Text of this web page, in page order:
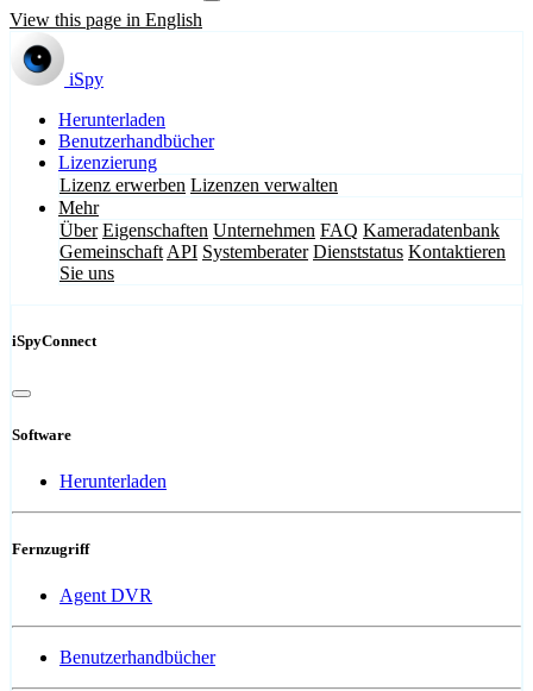
View this page in English
iSpy
Herunterladen
Benutzerhandbücher
Lizenzierung
Lizenz erwerben Lizenzen verwalten
Mehr
Über Eigenschaften Unternehmen FAQ Kameradatenbank
Gemeinschaft API Systemberater Dienststatus Kontaktieren
Sie uns
iSpyConnect
Software
Herunterladen
Fernzugriff
Agent DVR
Benutzerhandbücher